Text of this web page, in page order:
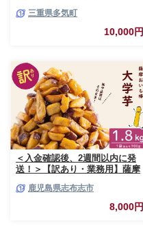
三重県多気町
10,000円
＜入金確認後、2週間以内に発
送！＞【訳あり・業務用】薩摩
1.8kg(900g×2袋) p8-142-2w
鹿児島県志布志市
8,000円